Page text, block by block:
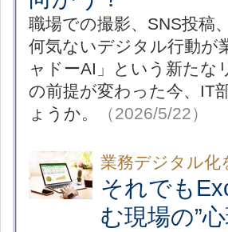
職場での撮影、SNS投稿
何気ないデジタル行動が
ャドーAI」という新たな
の前提が変わった今、IT
ょうか。
（2026/5/22）
業務デジタル化
それでも
む現場の”